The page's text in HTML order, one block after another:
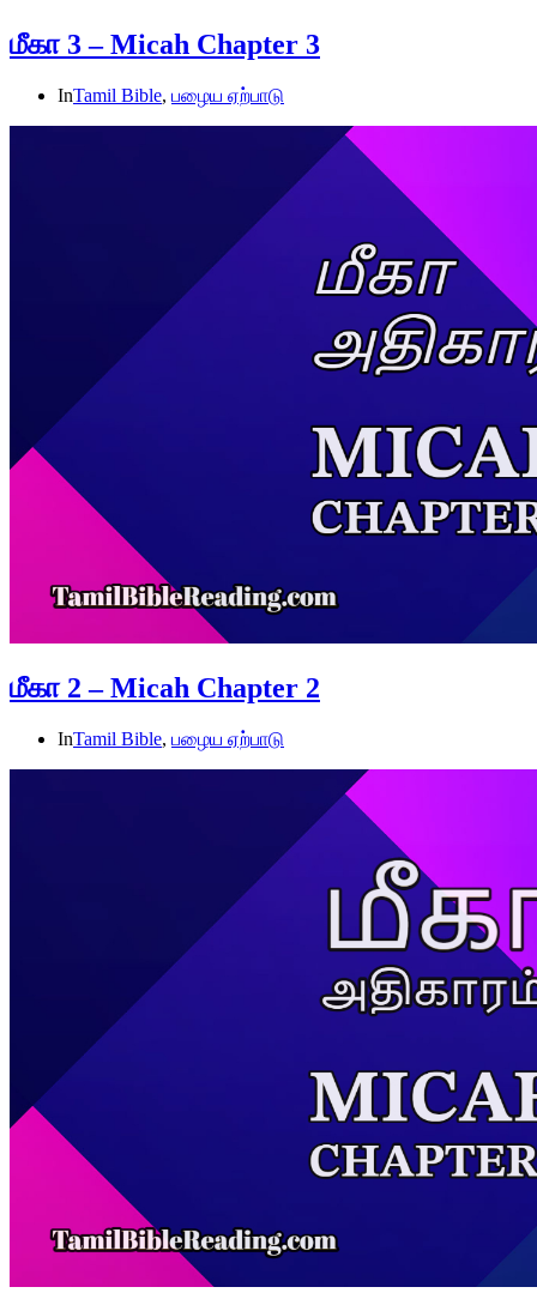
மீகா 3 – Micah Chapter 3
InTamil Bible, பழைய ஏற்பாடு
மீகா 2 – Micah Chapter 2
InTamil Bible, பழைய ஏற்பாடு